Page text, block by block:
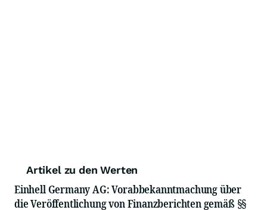
Artikel zu den Werten
Einhell Germany AG: Vorabbekanntmachung über
die Veröffentlichung von Finanzberichten gemäß §§